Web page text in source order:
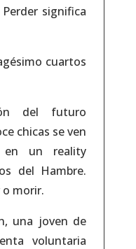
significa
cuartos
del futuro
chicas se ven
en un reality
del Hambre.
o morir.
una joven de
voluntaria